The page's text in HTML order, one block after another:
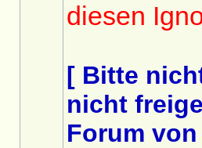
diesen
[ Bitte
nicht
Forum